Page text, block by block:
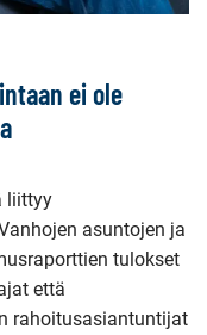
ei ole
liittyy
asuntojen ja
tulokset
että
rahoitusasiantuntijat